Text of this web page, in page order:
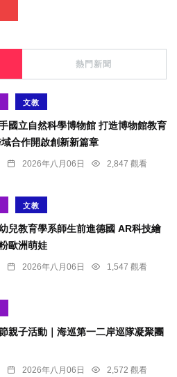
熱門新聞
文教
國立自然科學博物館 打造博物館教育
合作開啟創新新篇章
2026年八月06日
2,847 觀看
文教
兒教育學系師生前進德國 AR科技繪
歐洲萌娃
2026年八月06日
1,547 觀看
親子活動｜海巡第一二岸巡隊凝聚團
2026年八月06日
2,572 觀看